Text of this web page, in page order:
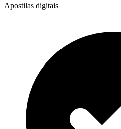
Apostilas digitais